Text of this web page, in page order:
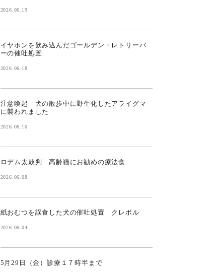
2026.06.19
イヤホンを飲み込んだゴールデン・レトリーバ
ーの催吐処置
2026.06.18
注意喚起 犬の散歩中に野生化したアライグマ
に襲われました
2026.06.10
ロデム太鼓判 高齢猫にお勧めの療法食
2026.06.08
紙おむつを誤食した犬の催吐処置 クレボル
2026.06.04
5月29日（金）診療１７時半まで